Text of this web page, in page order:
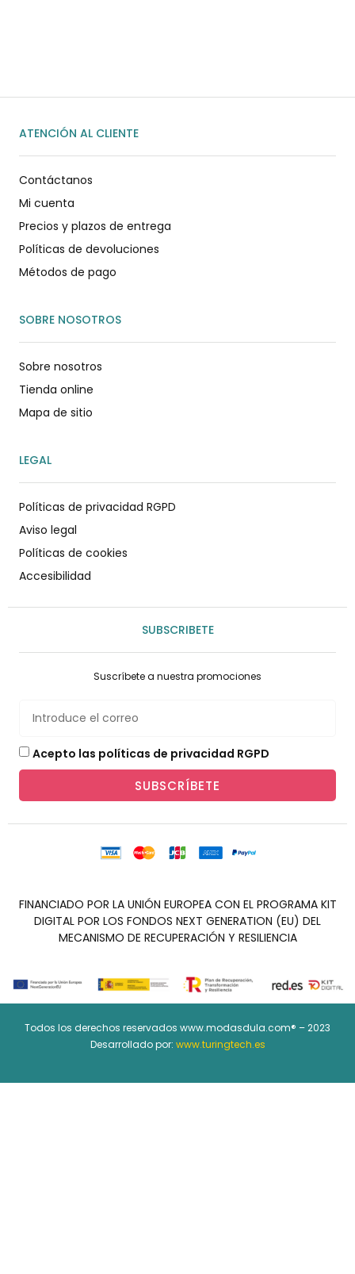
ATENCIÓN AL CLIENTE
Contáctanos
Mi cuenta
Precios y plazos de entrega
Políticas de devoluciones
Métodos de pago
SOBRE NOSOTROS
Sobre nosotros
Tienda online
Mapa de sitio
LEGAL
Políticas de privacidad RGPD
Aviso legal
Políticas de cookies
Accesibilidad
SUBSCRIBETE
Suscríbete a nuestra promociones
Acepto las políticas de privacidad RGPD
SUBSCRÍBETE
FINANCIADO POR LA UNIÓN EUROPEA CON EL PROGRAMA KIT
DIGITAL POR LOS FONDOS NEXT GENERATION (EU) DEL
MECANISMO DE RECUPERACIÓN Y RESILIENCIA
Todos los derechos reservados www.modasdula.com® – 2023
Desarrollado por: www.turingtech.es